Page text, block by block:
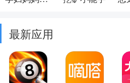
最新应用